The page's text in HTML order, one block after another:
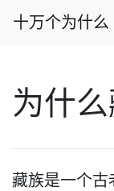
十万个为什么
为什
藏族是一个古